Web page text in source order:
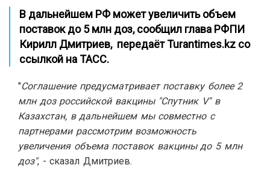
В дальнейшем РФ может увеличить объем
поставок до 5 млн доз, сообщил глава РФПИ
Кирилл Дмитриев, передаётTurantimes.kz со
ссылкой наТАСС.
"Соглашение предусматривает поставку более 2
млн доз российской вакцины "Спутник V" в
Казахстан, в дальнейшем мы совместно с
партнерами рассмотрим возможность
увеличения объема поставок вакцины до 5 млн
доз", - сказал Дмитриев.